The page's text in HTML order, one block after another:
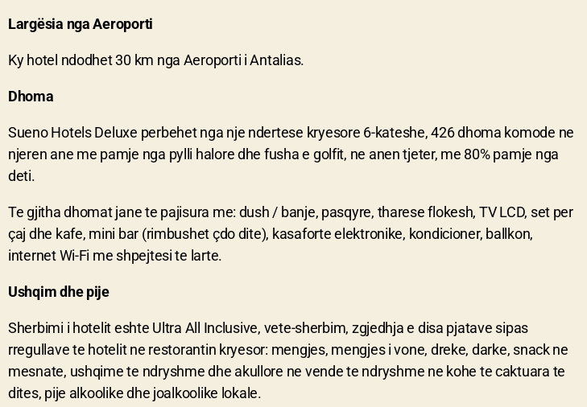
Largësia nga Aeroporti
Ky hotel ndodhet 30 km nga Aeroporti i Antalias.
Dhoma
Sueno Hotels Deluxe perbehet nga nje ndertese kryesore 6-kateshe, 426 dhoma komode ne
njeren ane me pamje nga pylli halore dhe fusha e golfit, ne anen tjeter, me 80% pamje nga
deti.
Te gjitha dhomat jane te pajisura me: dush / banje, pasqyre, tharese flokesh, TV LCD, set per
çaj dhe kafe, mini bar (rimbushet çdo dite), kasaforte elektronike, kondicioner, ballkon,
internet Wi-Fi me shpejtesi te larte.
Ushqim dhe pije
Sherbimi i hotelit eshte Ultra All Inclusive, vete-sherbim, zgjedhja e disa pjatave sipas
rregullave te hotelit ne restorantin kryesor: mengjes, mengjes i vone, dreke, darke, snack ne
mesnate, ushqime te ndryshme dhe akullore ne vende te ndryshme ne kohe te caktuara te
dites, pije alkoolike dhe joalkoolike lokale.